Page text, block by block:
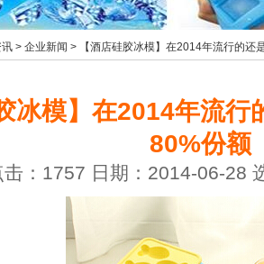
> 企业新闻 > 【酒店硅胶冰模】在2014年流行的还
冰模】在2014年流
80%份额
击：1757 日期：2014-06-28